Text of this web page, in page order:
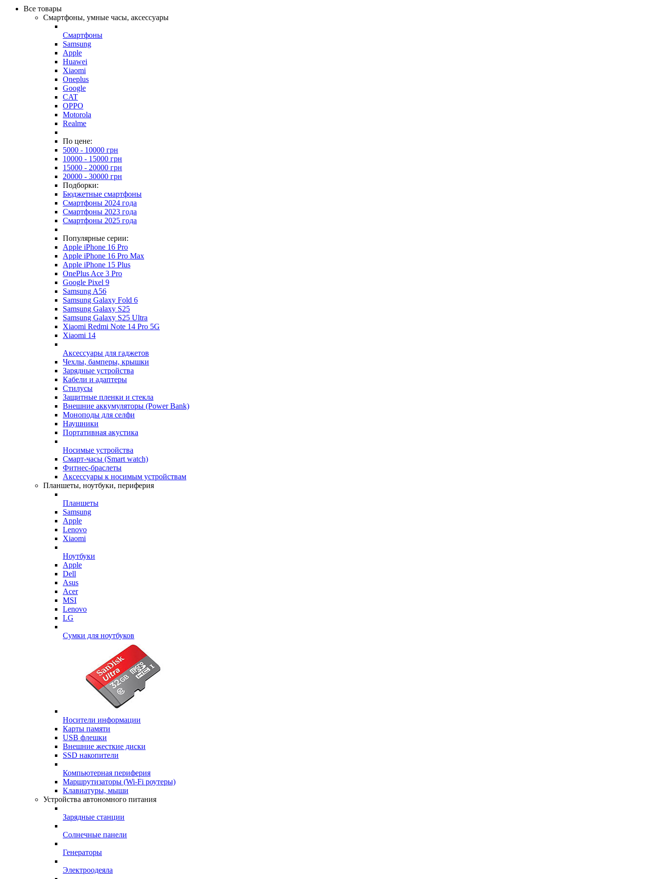
Все товары
Смартфоны, умные часы, аксессуары
Смартфоны
Samsung
Apple
Huawei
Xiaomi
Oneplus
Google
CAT
OPPO
Motorola
Realme
По цене:
5000 - 10000 грн
10000 - 15000 грн
15000 - 20000 грн
20000 - 30000 грн
Подборки:
Бюджетные смартфоны
Смартфоны 2024 года
Смартфоны 2023 года
Смартфоны 2025 года
Популярные серии:
Apple iPhone 16 Pro
Apple iPhone 16 Pro Max
Apple iPhone 15 Plus
OnePlus Ace 3 Pro
Google Pixel 9
Samsung A56
Samsung Galaxy Fold 6
Samsung Galaxy S25
Samsung Galaxy S25 Ultra
Xiaomi Redmi Note 14 Pro 5G
Xiaomi 14
Аксессуары для гаджетов
Чехлы, бамперы, крышки
Зарядные устройства
Кабели и адаптеры
Стилусы
Защитные пленки и стекла
Внешние аккумуляторы (Power Bank)
Моноподы для селфи
Наушники
Портативная акустика
Носимые устройства
Смарт-часы (Smart watch)
Фитнес-браслеты
Аксессуары к носимым устройствам
Планшеты, ноутбуки, периферия
Планшеты
Samsung
Apple
Lenovo
Xiaomi
Ноутбуки
Apple
Dell
Asus
Acer
MSI
Lenovo
LG
Сумки для ноутбуков
Носители информации
Карты памяти
USB флешки
Внешние жесткие диски
SSD накопители
Компьютерная периферия
Маршрутизаторы (Wi-Fi роутеры)
Клавиатуры, мыши
Устройства автономного питания
Зарядные станции
Солнечные панели
Генераторы
Электроодеяла